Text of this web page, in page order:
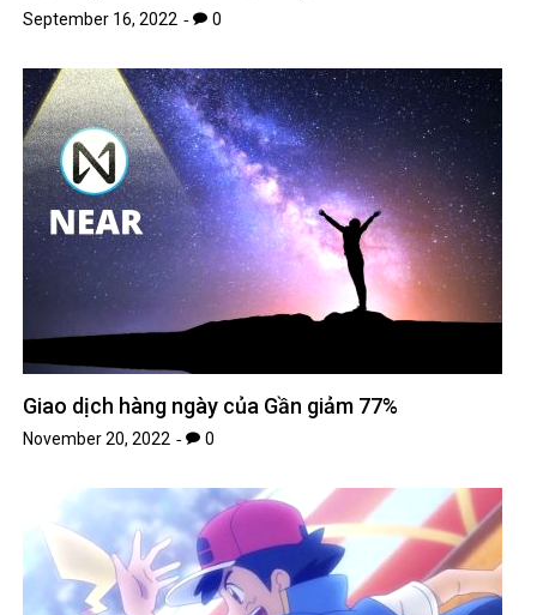
September 16, 2022 0
Giao dịch hàng ngày của Gần giảm 77%
November 20, 2022 0